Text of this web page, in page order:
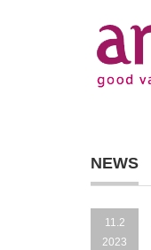
NEWS
11.2
2023